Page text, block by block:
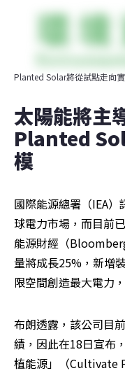
Planted Solar將從試點走向
太陽能將主
Planted
模
國際能源總署（IEA
球電力市場，而目前
能源財經（
量將成長25%，新增
限空間創造最大電力
布朗透露，該公司目
績，因此在18日宣布
植能源」（Cultivate